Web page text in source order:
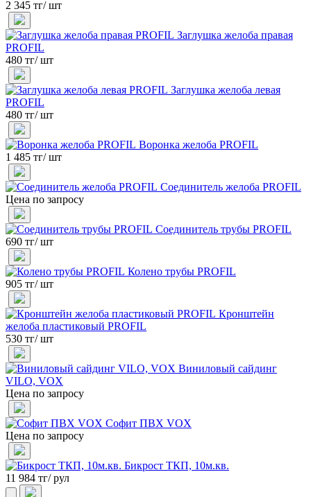
2 345 тг/ шт
Заглушка желоба правая
PROFIL
480 тг/ шт
Заглушка желоба левая
PROFIL
480 тг/ шт
Воронка желоба PROFIL
1 485 тг/ шт
Соединитель желоба PROFIL
Цена по запросу
Соединитель трубы PROFIL
690 тг/ шт
Колено трубы PROFIL
905 тг/ шт
Кронштейн
желоба пластиковый PROFIL
530 тг/ шт
Виниловый сайдинг
VILO, VOX
Цена по запросу
Софит ПВХ VOX
Цена по запросу
Бикрост ТКП, 10м.кв.
11 984 тг/ рул